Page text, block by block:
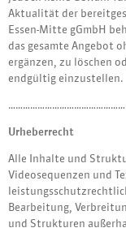
Aktualität der
Essen-Mitte gGmbH
das gesamte Angebot
ergänzen, zu löschen
endgültig einzustellen.
Urheberrecht
Alle Inhalte und
Videosequenzen und
Bearbeitung,
und Strukturen